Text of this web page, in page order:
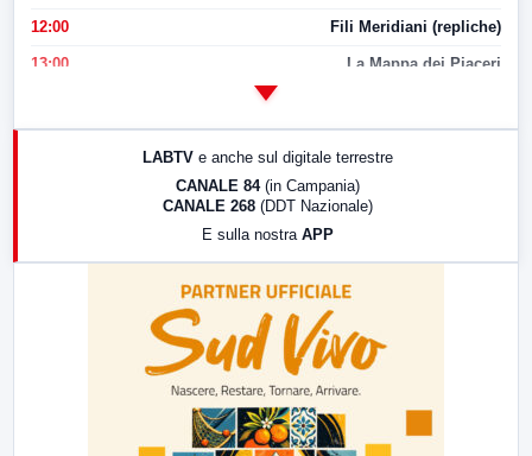
12:00 Fili Meridiani (repliche)
13:00 La Mappa dei Piaceri
LABTV e anche sul digitale terrestre
CANALE 84 (in Campania)
CANALE 268 (DDT Nazionale)
E sulla nostra APP